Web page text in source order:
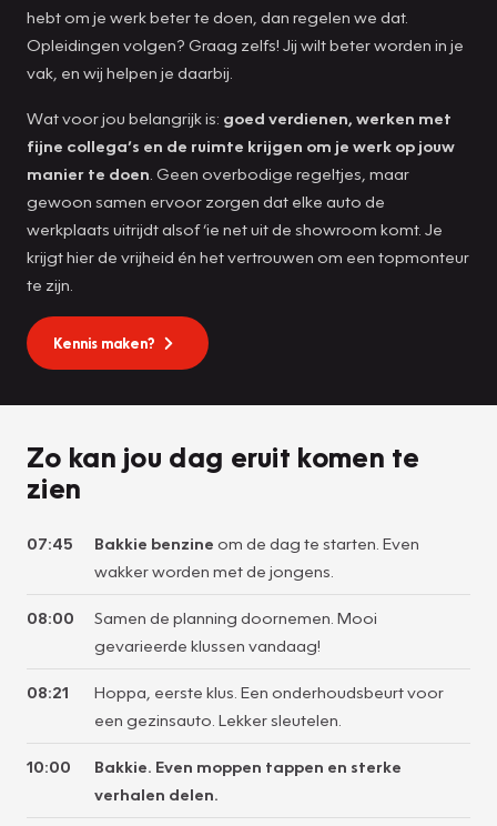
hebt om je werk beter te doen, dan regelen we dat.
Opleidingen volgen? Graag zelfs! Jij wilt beter worden in je
vak, en wij helpen je daarbij.
Wat voor jou belangrijk is: goed verdienen, werken met
fijne collega’s en de ruimte krijgen om je werk op jouw
manier te doen . Geen overbodige regeltjes, maar
gewoon samen ervoor zorgen dat elke auto de
werkplaats uitrijdt alsof ‘ie net uit de showroom komt. Je
krijgt hier de vrijheid én het vertrouwen om een topmonteur
te zijn.
Kennis maken?
Zo kan jou dag eruit komen te
zien
07:45 Bakkie benzine om de dag te starten. Even
wakker worden met de jongens.
08:00
Samen de planning doornemen. Mooi
gevarieerde klussen vandaag!
08:21
Hoppa, eerste klus. Een onderhoudsbeurt voor
een gezinsauto. Lekker sleutelen.
10:00
Bakkie. Even moppen tappen en sterke
verhalen delen.